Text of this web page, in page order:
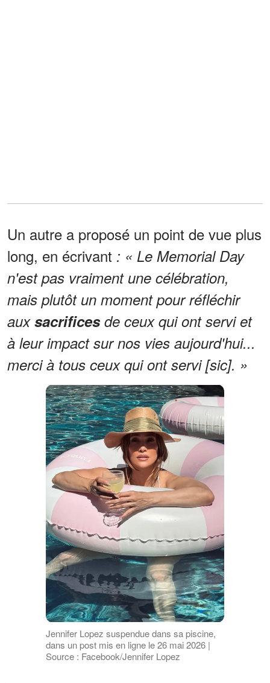
Un autre a proposé un point de vue plus
long, en écrivant : « Le Memorial Day
n'est pas vraiment une célébration,
mais plutôt un moment pour réfléchir
auxsacrificesde ceux qui ont servi et
à leur impact sur nos vies aujourd'hui...
merci à tous ceux qui ont servi [sic]. »
Jennifer Lopez suspendue dans sa piscine,
dans un post mis en ligne le 26 mai 2026 |
Source : Facebook/Jennifer Lopez